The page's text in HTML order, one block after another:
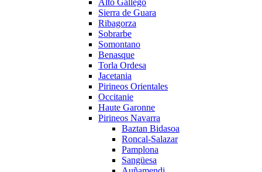
Alto Gallego
Sierra de Guara
Ribagorza
Sobrarbe
Somontano
Benasque
Torla Ordesa
Jacetania
Pirineos Orientales
Occitanie
Haute Garonne
Pirineos Navarra
Baztan Bidasoa
Roncal-Salazar
Pamplona
Sangüesa